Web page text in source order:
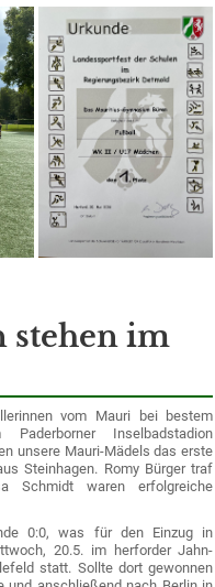
im
vom Mauri bei bestem
Inselbadstadion
unsere Mauri-Mädels das erste
Steinhagen. Romy Bürger traf
Schmidt waren erfolgreiche
0:0, was für den Einzug in
20.5. im herforder Jahn-
statt. Sollte dort gewonnen